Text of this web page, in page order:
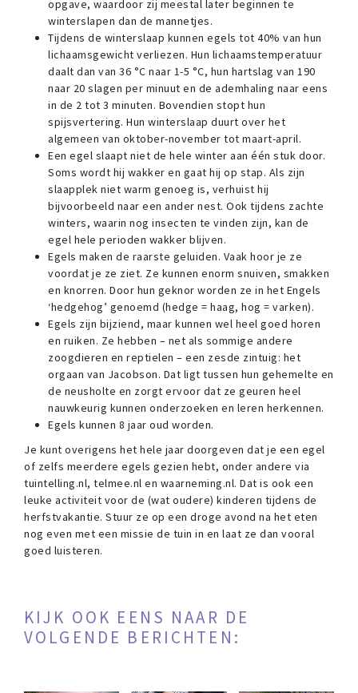
opgave, waardoor zij meestal later beginnen te
winterslapen dan de mannetjes.
Tijdens de winterslaap kunnen egels tot 40% van hun
lichaamsgewicht verliezen. Hun lichaamstemperatuur
daalt dan van 36 °C naar 1-5 °C, hun hartslag van 190
naar 20 slagen per minuut en de ademhaling naar eens
in de 2 tot 3 minuten. Bovendien stopt hun
spijsvertering. Hun winterslaap duurt over het
algemeen van oktober-november tot maart-april.
Een egel slaapt niet de hele winter aan één stuk door.
Soms wordt hij wakker en gaat hij op stap. Als zijn
slaapplek niet warm genoeg is, verhuist hij
bijvoorbeeld naar een ander nest. Ook tijdens zachte
winters, waarin nog insecten te vinden zijn, kan de
egel hele perioden wakker blijven.
Egels maken de raarste geluiden. Vaak hoor je ze
voordat je ze ziet. Ze kunnen enorm snuiven, smakken
en knorren. Door hun geknor worden ze in het Engels
‘hedgehog’ genoemd (hedge = haag, hog = varken).
Egels zijn bijziend, maar kunnen wel heel goed horen
en ruiken. Ze hebben – net als sommige andere
zoogdieren en reptielen – een zesde zintuig: het
orgaan van Jacobson. Dat ligt tussen hun gehemelte en
de neusholte en zorgt ervoor dat ze geuren heel
nauwkeurig kunnen onderzoeken en leren herkennen.
Egels kunnen 8 jaar oud worden.
Je kunt overigens het hele jaar doorgeven dat je een egel
of zelfs meerdere egels gezien hebt, onder andere via
tuintelling.nl, telmee.nl en waarneming.nl. Dat is ook een
leuke activiteit voor de (wat oudere) kinderen tijdens de
herfstvakantie. Stuur ze op een droge avond na het eten
nog even met een missie de tuin in en laat ze dan vooral
goed luisteren.
KIJK OOK EENS NAAR DE
VOLGENDE BERICHTEN: